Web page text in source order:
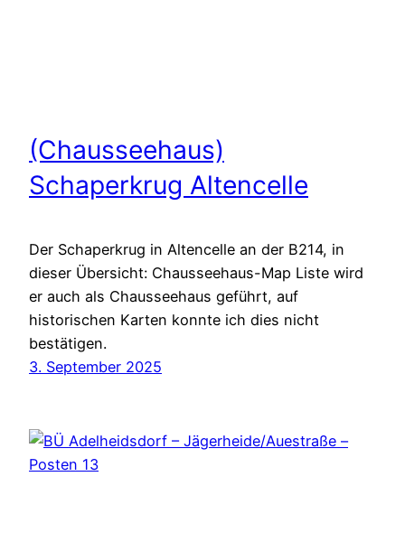
(Chausseehaus)
Schaperkrug Altencelle
Der Schaperkrug in Altencelle an der B214, in
dieser Übersicht: Chausseehaus-Map Liste wird
er auch als Chausseehaus geführt, auf
historischen Karten konnte ich dies nicht
bestätigen.
3. September 2025